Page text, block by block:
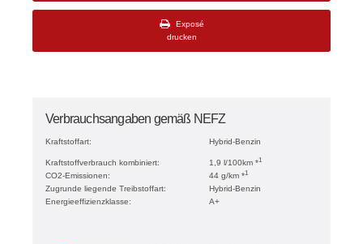
Exposé
drucken
Verbrauchsangaben gemäß NEFZ
Kraftstoffart: Hybrid-Benzin
Kraftstoffverbrauch kombiniert: 1,9 l/100km *1
CO2-Emissionen: 44 g/km *1
Zugrunde liegende Treibstoffart:
Hybrid-Benzin
Energieeffizienzklasse:
A+